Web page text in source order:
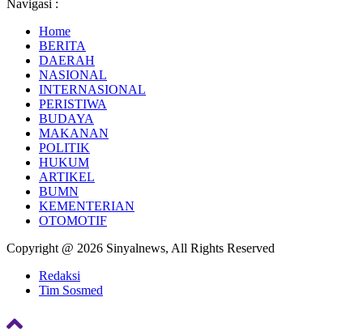
Navigasi :
Home
BERITA
DAERAH
NASIONAL
INTERNASIONAL
PERISTIWA
BUDAYA
MAKANAN
POLITIK
HUKUM
ARTIKEL
BUMN
KEMENTERIAN
OTOMOTIF
Copyright @ 2026 Sinyalnews, All Rights Reserved
Redaksi
Tim Sosmed